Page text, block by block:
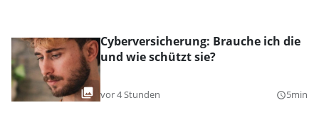
Cyberversicherung: Brauche ich die
und wie schützt sie?
vor 4 Stunden query_builder5min